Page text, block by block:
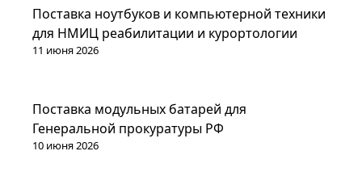
Проекты
11 июня 2026
Поставка ноутбуков и компьютерной техники
для НМИЦ реабилитации и курортологии
Проекты
10 июня 2026
Поставка модульных батарей для
Генеральной прокуратуры РФ